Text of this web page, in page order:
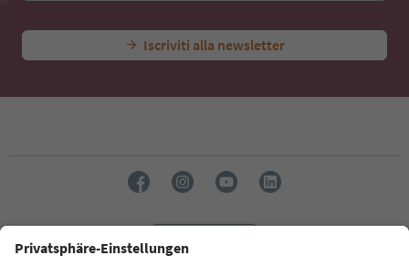
Iscriviti alla newsletter